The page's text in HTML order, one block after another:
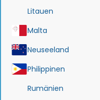
Litauen
Malta
Neuseeland
Philippinen
Rumänien